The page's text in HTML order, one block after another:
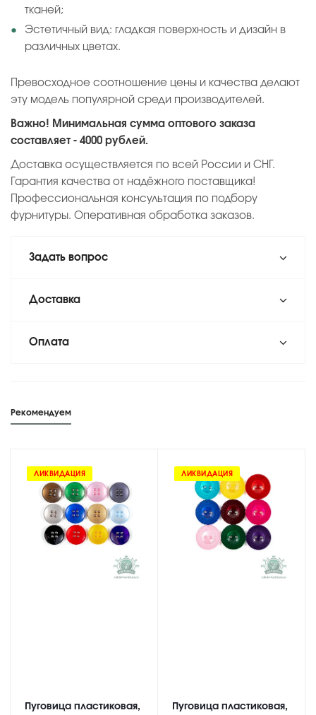
тканей;
Эстетичный вид: гладкая поверхность и дизайн в
различных цветах.
Превосходное соотношение цены и качества делают
эту модель популярной среди производителей.
Важно! Минимальная сумма оптового заказа
составляет - 4000 рублей.
Доставка осуществляется по всей России и СНГ.
Гарантия качества от надёжного поставщика!
Профессиональная консультация по подбору
фурнитуры. Оперативная обработка заказов.
Задать вопрос
Доставка
Оплата
Рекомендуем
ЛИКВИДАЦИЯ
Пуговица пластиковая,
ЛИКВИДАЦИЯ
Пуговица пластиковая,